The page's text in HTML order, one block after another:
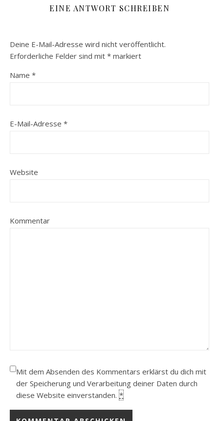
EINE ANTWORT SCHREIBEN
Deine E-Mail-Adresse wird nicht veröffentlicht.
Erforderliche Felder sind mit * markiert
Name *
E-Mail-Adresse *
Website
Kommentar
Mit dem Absenden des Kommentars erklärst du dich mit
der Speicherung und Verarbeitung deiner Daten durch
diese Website einverstanden. *